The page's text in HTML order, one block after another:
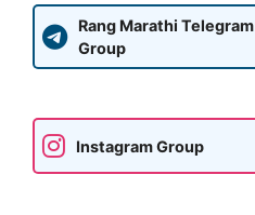
Rang Marathi Telegram
Group
Instagram Group